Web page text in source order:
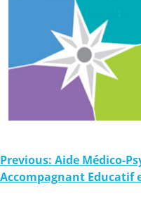
Previous: Aide Médico-
Accompagnant Educatif